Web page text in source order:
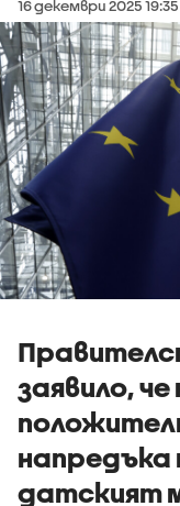
16 декември 2025 19:35
заявило,
напредъка
датският